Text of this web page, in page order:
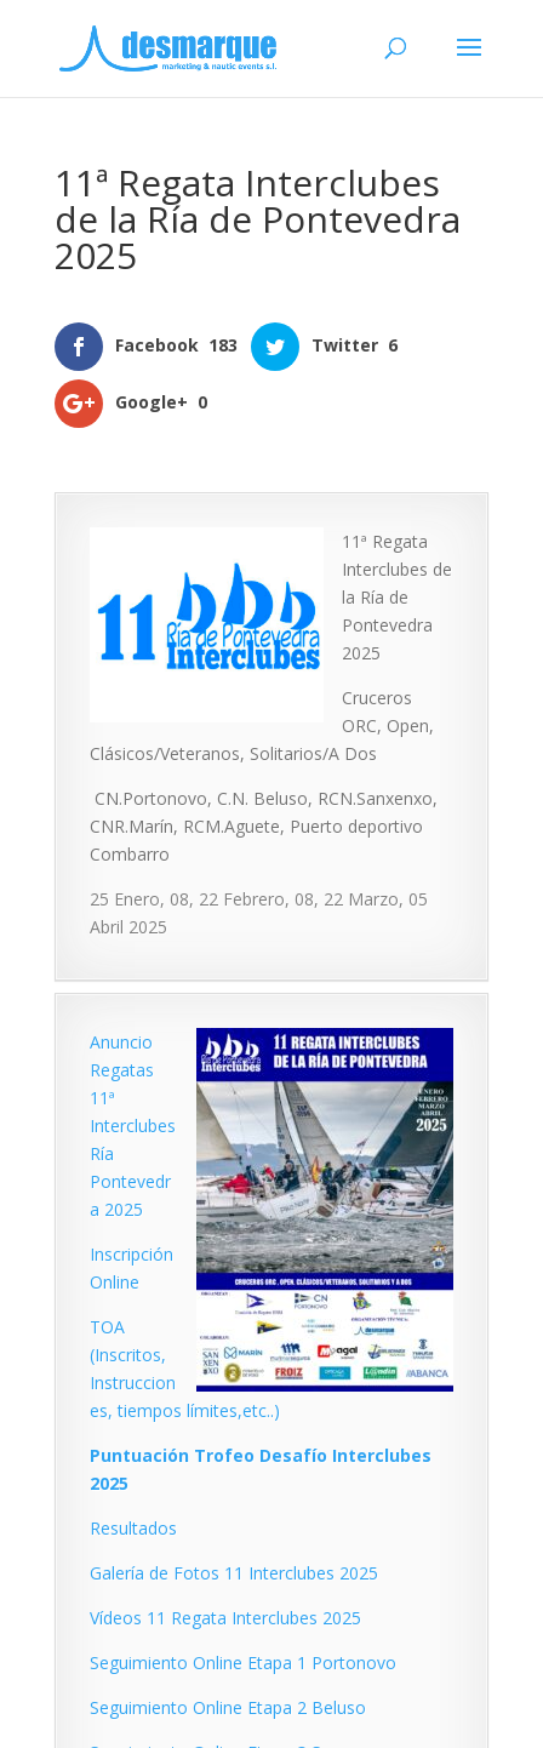
11ª Regata Interclubes
de la Ría de Pontevedra
2025
Facebook 183 Twitter 6
Google+ 0
11ª Regata
Interclubes de
la Ría de
Pontevedra
2025
Cruceros
ORC, Open,
Clásicos/Veteranos, Solitarios/A Dos
CN.Portonovo, C.N. Beluso, RCN.Sanxenxo,
CNR.Marín, RCM.Aguete, Puerto deportivo
Combarro
25 Enero, 08, 22 Febrero, 08, 22 Marzo, 05
Abril 2025
Anuncio
Regatas
11ª
Interclubes
Ría
Pontevedr
a 2025
Inscripción
Online
TOA
(Inscritos,
Instruccion
es, tiempos límites,etc..)
Puntuación Trofeo Desafío Interclubes
2025
Resultados
Galería de Fotos 11 Interclubes 2025
Vídeos 11 Regata Interclubes 2025
Seguimiento Online Etapa 1 Portonovo
Seguimiento Online Etapa 2 Beluso